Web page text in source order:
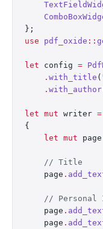
};
use pdf_oxide ::
let config =
    .
with_title (
    .
with_author
let mut writer =
{
    let
mut page
    // Title
    page
.
// Personal
    page
.
    page
.